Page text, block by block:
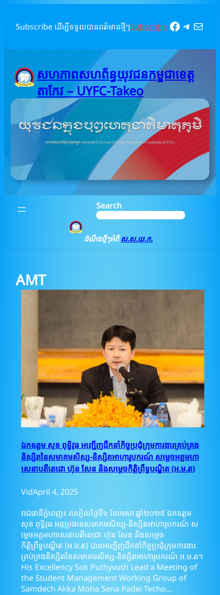
content
Subscribe ដើម្បីទទួលបានពត៍មានថ្មីៗSubscribe Mail
សហភាពសហព័ន្ធយុវជនកម្ពុជាខេត្ត
តាកែវ – UYFC-Takeo
Search
ដំណឹងថ្មីៗអំពីស.ស.យ.ក.
AMT
ឯកឧត្តម សុខ ពុទ្ធិវុធ អញ្ជើញដឹកនាំកិច្ចប្រជុំក្រុមការងារគ្រប់គ្រង
និស្សិតនៃសមាគមសិស្ស-និស្សិតអាហារូបករណ៍ សម្តេចអគ្គមហា
សេនាបតីតេជោ ហ៊ុន សែន និងសម្ដេចកិត្តិព្រឹទ្ធបណ្ឌិត (អ.ម.ត)
VidApril 4, 2025
រាជធានីភ្នំពេញ៖ រសៀលថ្ងៃទី៤ ខែមេសា ឆ្នាំ២០២៥ ឯកឧត្តម
សុខ ពុទ្ធិវុធ អនុប្រធានសមាគមសិស្ស-និស្សិតអាហារូបករណ៍ ស
ម្តេចអគ្គមហាសេនាបតីតេជោ ហ៊ុន សែន និងសម្ដេច
កិត្តិព្រឹទ្ធបណ្ឌិត (អ.ម.ត) បានអញ្ជើញដឹកនាំកិច្ចប្រជុំក្រុមការងារ
គ្រប់គ្រងនិស្សិតនៃសមាគមសិស្ស-និស្សិតអាហារូបករណ៍ អ.ម.ត។
His Excellency Sok Puthyvuth Lead a Meeting of
the Student Management Working Group of
Samdech Akka Moha Sena Padei Techo…